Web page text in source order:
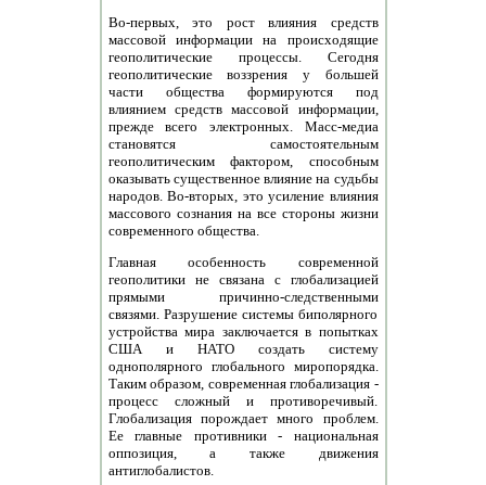
Во-первых, это рост влияния средств
массовой информации на происходящие
геополитические процессы. Сегодня
геополитические воззрения у большей
части общества формируются под
влиянием средств массовой информации,
прежде всего электронных. Масс-медиа
становятся самостоятельным
геополитическим фактором, способным
оказывать существенное влияние на судьбы
народов. Во-вторых, это усиление влияния
массового сознания на все стороны жизни
современного общества.
Главная особенность современной
геополитики не связана с глобализацией
прямыми причинно-следственными
связями. Разрушение системы биполярного
устройства мира заключается в попытках
США и НАТО создать систему
однополярного глобального миропорядка.
Таким образом, современная глобализация -
процесс сложный и противоречивый.
Глобализация порождает много проблем.
Ее главные противники - национальная
оппозиция, а также движения
антиглобалистов.